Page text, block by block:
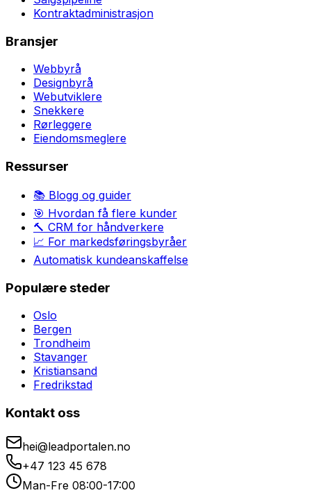
Kontraktadministrasjon
Bransjer
Webbyrå
Designbyrå
Webutviklere
Snekkere
Rørleggere
Eiendomsmeglere
Ressurser
📚 Blogg og guider
🎯 Hvordan få flere kunder
🔨 CRM for håndverkere
📈 For markedsføringsbyråer
Automatisk kundeanskaffelse
Populære steder
Oslo
Bergen
Trondheim
Stavanger
Kristiansand
Fredrikstad
Kontakt oss
hei@leadportalen.no
+47 123 45 678
Man-Fre 08:00-17:00